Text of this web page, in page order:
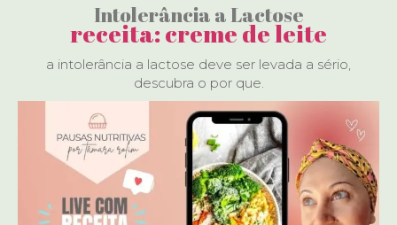
Intolerância a Lactose
receita: creme de leite
a intolerância a lactose deve ser levada a sério,
descubra o por que.